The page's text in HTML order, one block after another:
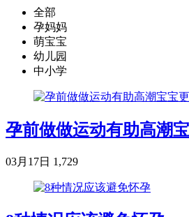
全部
孕妈妈
萌宝宝
幼儿园
中小学
孕前做做运动有助高潮
03月17日 1,729